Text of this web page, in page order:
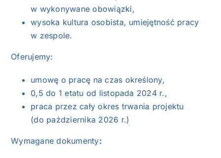
w wykonywane obowiązki,
wysoka kultura osobista, umiejętność pracy
w zespole.
Oferujemy:
umowę o pracę na czas określony,
0,5 do 1 etatu od listopada 2024 r.,
praca przez cały okres trwania projektu
(do października 2026 r.)
Wymagane dokumenty: